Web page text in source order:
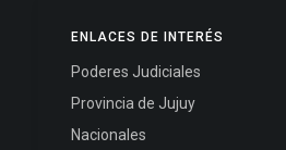
ENLACES DE INTERÉS
Poderes Judiciales
Provincia de Jujuy
Nacionales